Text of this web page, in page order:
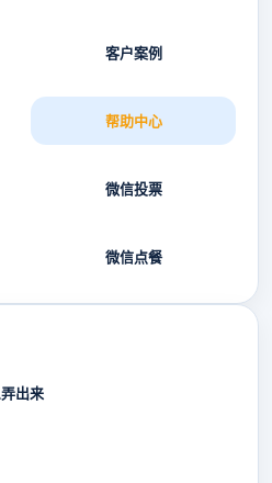
客户案例
帮助中心
微信投票
微信点餐
出来